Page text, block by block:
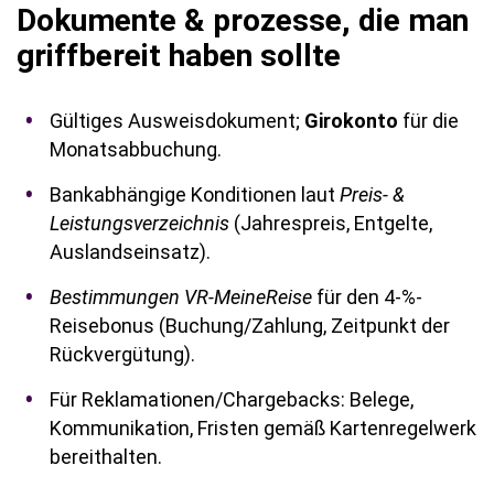
Dokumente & prozesse, die man
griffbereit haben sollte
Gültiges Ausweisdokument; Girokonto für die
Monatsabbuchung.
Bankabhängige Konditionen laut Preis- &
Leistungsverzeichnis (Jahrespreis, Entgelte,
Auslandseinsatz).
Bestimmungen VR-MeineReise für den 4-%-
Reisebonus (Buchung/Zahlung, Zeitpunkt der
Rückvergütung).
Für Reklamationen/Chargebacks: Belege,
Kommunikation, Fristen gemäß Kartenregelwerk
bereithalten.